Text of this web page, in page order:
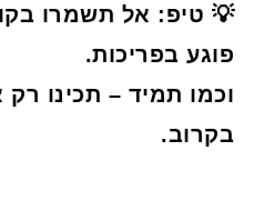
💡 טיפ: אל תשמרו
פוגע בפריכות.
וכמו תמיד – תכינו
בקרוב.